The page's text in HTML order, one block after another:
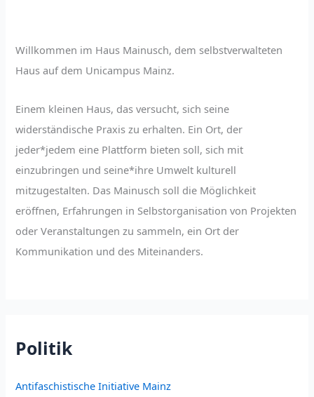
Willkommen im Haus Mainusch, dem selbstverwalteten
Haus auf dem Unicampus Mainz.
Einem kleinen Haus, das versucht, sich seine
widerständische Praxis zu erhalten. Ein Ort, der
jeder*jedem eine Plattform bieten soll, sich mit
einzubringen und seine*ihre Umwelt kulturell
mitzugestalten. Das Mainusch soll die Möglichkeit
eröffnen, Erfahrungen in Selbstorganisation von Projekten
oder Veranstaltungen zu sammeln, ein Ort der
Kommunikation und des Miteinanders.
Politik
Antifaschistische Initiative Mainz